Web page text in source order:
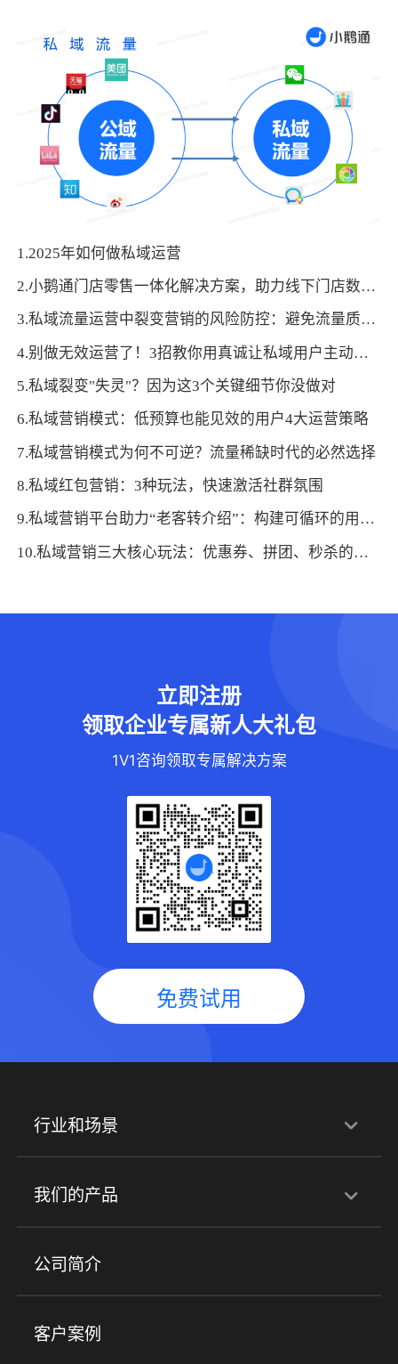
1.2025年如何做私域运营
2.小鹅通门店零售一体化解决方案，助力线下门店数字化转型！
3.私域流量运营中裂变营销的风险防控：避免流量质量下滑的方法
4.别做无效运营了！3招教你用真诚让私域用户主动活跃起来
5.私域裂变"失灵"？因为这3个关键细节你没做对
6.私域营销模式：低预算也能见效的用户4大运营策略
7.私域营销模式为何不可逆？流量稀缺时代的必然选择
8.私域红包营销：3种玩法，快速激活社群氛围
9.私域营销平台助力“老客转介绍”：构建可循环的用户裂变体系
10.私域营销三大核心玩法：优惠券、拼团、秒杀的落地技巧
立即注册
领取企业专属新人大礼包
1V1咨询领取专属解决方案
免费试用
行业和场景
行业解决方案
培训机构 职业技能培训 兴趣培训
金融行业
我们的产品
产品
小程序商城 ERP 企微SCRM
社群圈子
公司简介
客户案例